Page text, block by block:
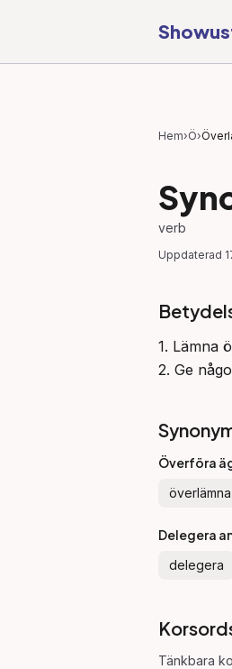
Hem›Ö›
verb
Uppdaterad
1. Lämna
2. Ge
Överföra
överlämna
Delegera
delegera
Tänkbara